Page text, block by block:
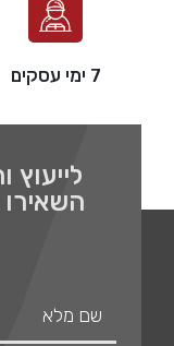
7 ימי עסקים